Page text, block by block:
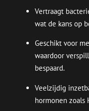
Vertraagt
wat de kans op
Geschikt voor
waardoor
bespaard.
Veelzijdig
hormonen zoals